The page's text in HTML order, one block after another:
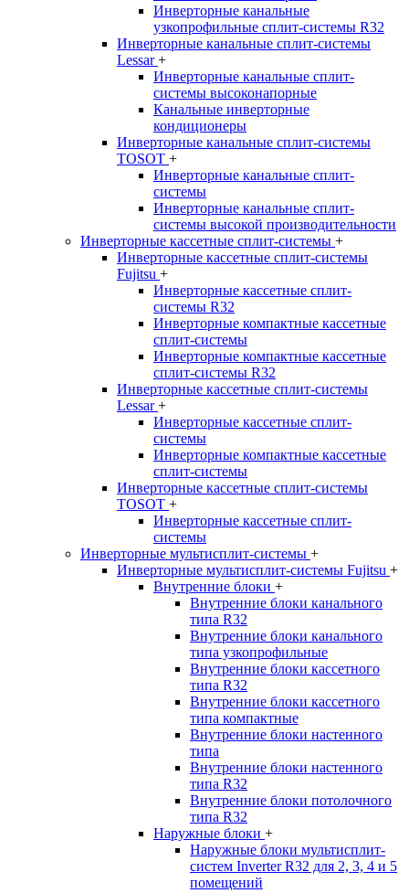
Инверторные канальные
узкопрофильные сплит-системы R32
Инверторные канальные сплит-системы
Lessar+
Инверторные канальные сплит-
системы высоконапорные
Канальные инверторные
кондиционеры
Инверторные канальные сплит-системы
TOSOT +
Инверторные канальные сплит-
системы
Инверторные канальные сплит-
системы высокой производительности
Инверторные кассетные сплит-системы +
Инверторные кассетные сплит-системы
Fujitsu +
Инверторные кассетные сплит-
системы R32
Инверторные компактные кассетные
сплит-системы
Инверторные компактные кассетные
сплит-системы R32
Инверторные кассетные сплит-системы
Lessar+
Инверторные кассетные сплит-
системы
Инверторные компактные кассетные
сплит-системы
Инверторные кассетные сплит-системы
TOSOT +
Инверторные кассетные сплит-
системы
Инверторные мультисплит-системы +
Инверторные мультисплит-системы Fujitsu +
Внутренние блоки +
Внутренние блоки канального
типа R32
Внутренние блоки канального
типа узкопрофильные
Внутренние блоки кассетного
типа R32
Внутренние блоки кассетного
типа компактные
Внутренние блоки настенного
типа
Внутренние блоки настенного
типа R32
Внутренние блоки потолочного
типа R32
Наружные блоки +
Наружные блоки мультисплит-
систем Inverter R32 для 2, 3, 4 и 5
помещений